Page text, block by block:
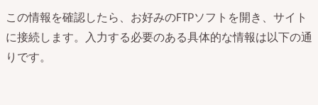
この情報を確認したら、お好みのFTPソフトを開き、サイト
に接続します。入力する必要のある具体的な情報は以下の通
りです。